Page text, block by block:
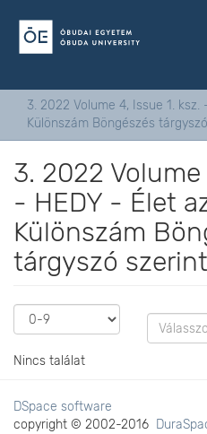
3. 2022 Volume 4, Issue 1.
Különszám Böngészés
3. 2022 Volume
- HEDY - Élet
Különszám
tárgyszó szerint
Nincs találat
DSpace software
copyright © 2002-2016